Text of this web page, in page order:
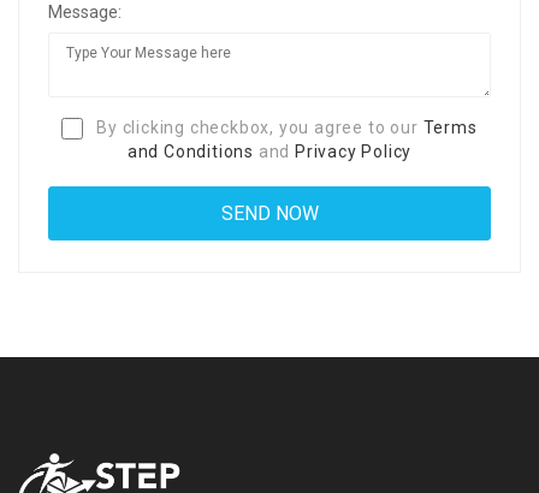
Message:
By clicking checkbox, you agree to our Terms
and Conditions and Privacy Policy